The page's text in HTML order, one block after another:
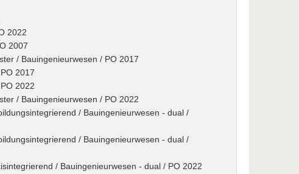
2022
2007
/ Bauingenieurwesen / PO 2017
2017
2022
/ Bauingenieurwesen / PO 2022
/ Bauingenieurwesen - dual /
/ Bauingenieurwesen - dual /
/ Bauingenieurwesen - dual / PO 2022